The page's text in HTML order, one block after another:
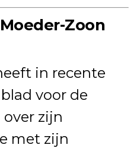
Zoon
in recente
voor de
zijn
met zijn